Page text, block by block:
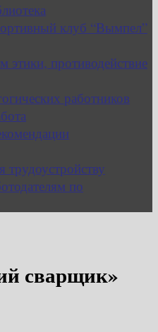
клуб “Вымпел”
этики, противодействие
работников
трудоустройству
по
сварщик»